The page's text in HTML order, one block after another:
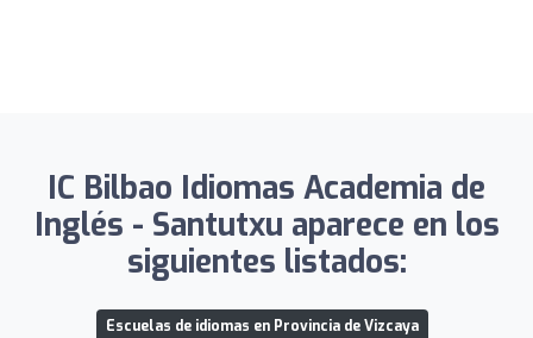
IC Bilbao Idiomas Academia de
Inglés - Santutxu aparece en los
siguientes listados:
Escuelas de idiomas en Provincia de Vizcaya